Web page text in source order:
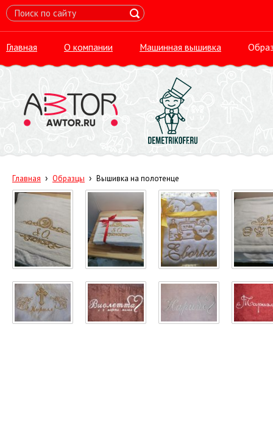
Главная О компании Машинная вышивка
Главная › Образцы › Вышивка на полотенце